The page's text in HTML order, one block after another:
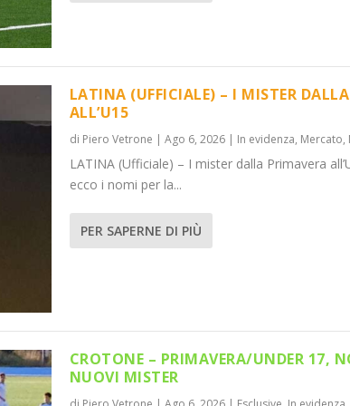
PRIMAVER...SUI NUO...
LATINA (UFFICIALE) – I MISTER
ALL’U15
di Piero Vetrone | Ago 6, 2026| In evidenza, Mercato,
LATINA (Ufficiale) – I mister dalla Primavera
ecco i nomi per la...
PER SAPERNE DI PIÙ
CROTONE – PRIMAVERA/UNDER 17,
NUOVI MISTER